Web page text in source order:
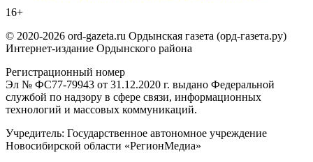
16+
© 2020-2026 ord-gazeta.ru Ордынская газета (орд-газета.ру)
Интернет-издание Ордынского района
Регистрационный номер
Эл № ФС77-79943 от 31.12.2020 г. выдано Федеральной
службой по надзору в сфере связи, информационных
технологий и массовых коммуникаций.
Учредитель: Государственное автономное учреждение
Новосибирской области «РегионМедиа»